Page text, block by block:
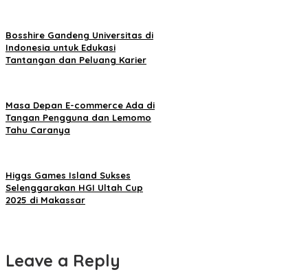
Bosshire Gandeng Universitas di
Indonesia untuk Edukasi
Tantangan dan Peluang Karier
Masa Depan E-commerce Ada di
Tangan Pengguna dan Lemomo
Tahu Caranya
Higgs Games Island Sukses
Selenggarakan HGI Ultah Cup
2025 di Makassar
Leave a Reply